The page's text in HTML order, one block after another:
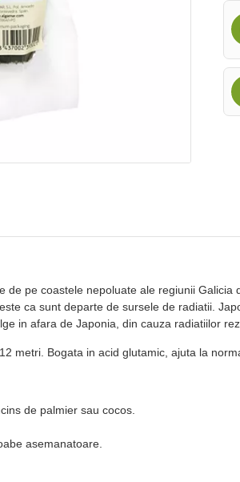
pe coastele nepoluate ale regiunii
ca sunt departe de sursele de radiatii.
in afara de Japonia, din cauza radiatiilor
metri. Bogata in acid glutamic, ajuta la
de palmier sau cocos.
asemanatoare.